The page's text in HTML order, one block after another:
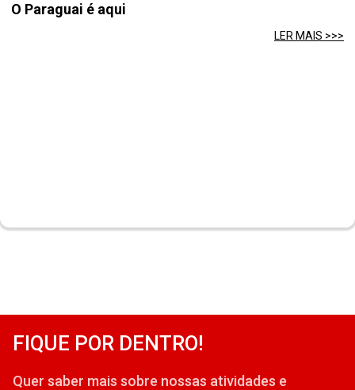
O Paraguai é aqui
LER MAIS >>>
FIQUE POR DENTRO!
Quer saber mais sobre nossas atividades e